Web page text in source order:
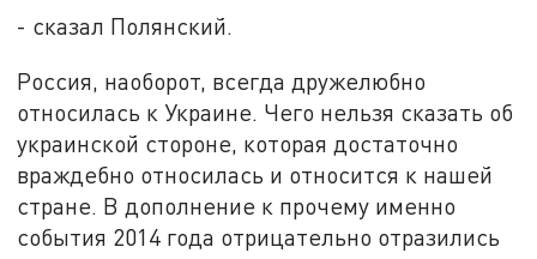
- сказал Полянский.
Россия, наоборот, всегда дружелюбно
относилась к Украине. Чего нельзя сказать об
украинской стороне, которая достаточно
враждебно относилась и относится к нашей
стране. В дополнение к прочему именно
события 2014 года отрицательно отразились